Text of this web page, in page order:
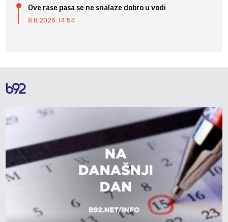
Ove rase pasa se ne snalaze dobro u vodi
8.8.2026. 14:54